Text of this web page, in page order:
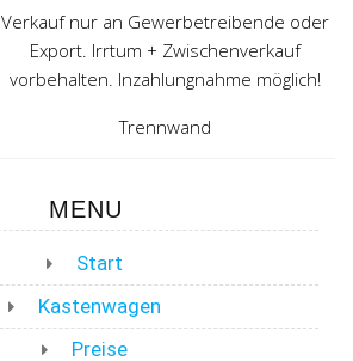
Verkauf nur an Gewerbetreibende oder
Export. Irrtum + Zwischenverkauf
vorbehalten. Inzahlungnahme möglich!
Trennwand
MENU
Start
Kastenwagen
Preise